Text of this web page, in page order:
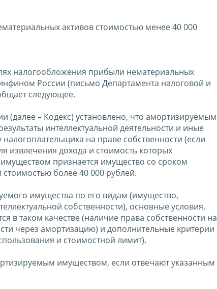
активов стоимостью менее 40 000
налогообложения прибыли нематериальных
России (письмо Департамента налоговой и
следующее.
(далее – Кодекс) установлено, что амортизируемым
интеллектуальной деятельности и иные
на праве собственности (если
извлечения дохода и стоимость которых
признается имущество со сроком
более 40 000 рублей.
имущества по его видам (имущество,
собственности), основные условия,
в таком качестве (наличие права собственности на
через амортизацию) и дополнительные критерии
и стоимостной лимит).
имуществом, если отвечают указанным